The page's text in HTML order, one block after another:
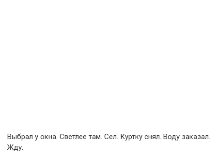
Выбрал у окна. Светлее там. Сел. Куртку снял. Воду заказал.
Жду.